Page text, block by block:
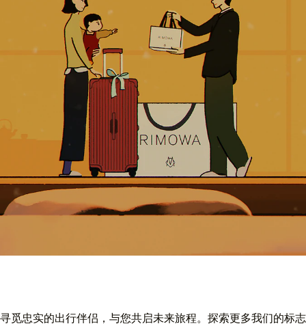
寻觅忠实的出行伴侣，与您共启未来旅程。探索更多我们的标志